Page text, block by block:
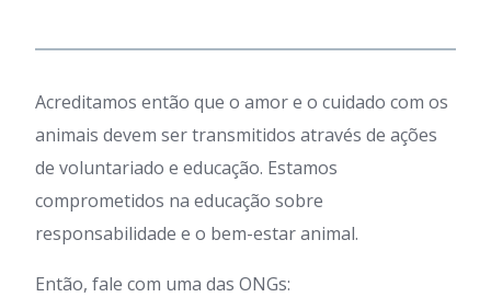
Acreditamos então que o amor e o cuidado com os
animais devem ser transmitidos através de ações
de voluntariado e educação. Estamos
comprometidos na educação sobre
responsabilidade e o bem-estar animal.
Então, fale com uma das ONGs: